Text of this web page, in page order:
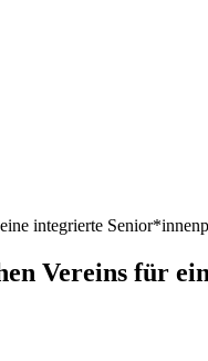
integrierte
Vereins für